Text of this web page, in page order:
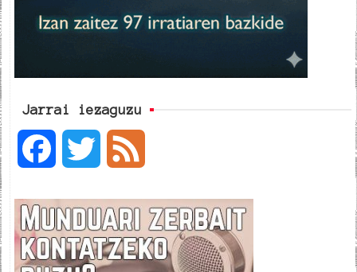
Jarrai iezaguzu
c
e
i
t
e
d